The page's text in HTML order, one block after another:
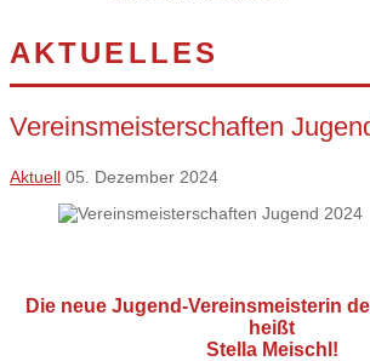
AKTUELLES
Vereinsmeisterschaften
Aktuell 05. Dezember 2024
Die neue Jugend-Vereinsmeisterin
heißt
Stella Meischl!